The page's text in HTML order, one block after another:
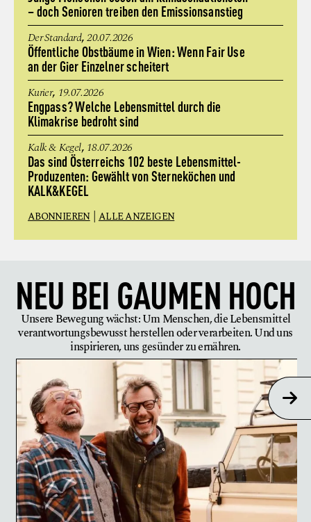
– doch Senioren treiben den Emissionsanstieg
Der Standard,20.07.2026
Öffentliche Obstbäume in Wien: Wenn Fair Use
an der Gier Einzelner scheitert
Kurier, 19.07.2026
Engpass? Welche Lebensmittel durch die
Klimakrise bedroht sind
Kalk & Kegel, 18.07.2026
Das sind Österreichs 102 beste Lebensmittel-
Produzenten: Gewählt von Sterneköchen und
KALK&KEGEL
ABONNIEREN| ALLE ANZEIGEN
NEU BEIGAUMEN HOCH
Unsere Bewegung wächst: Um Menschen, die Lebensmittel
verantwortungsbewusst herstellen oder verarbeiten. Und uns
inspirieren, uns gesünder zu ernähren.